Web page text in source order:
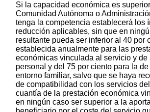
Si la capacidad económica es
Comunidad Autónoma o
tenga la competencia establecerá los
reducción aplicables, sin que en
resultante pueda ser inferior al 40 por
establecida anualmente para las
económicas vinculada al servicio y de
personal y del 75 por ciento para la
entorno familiar, salvo que se haya
de compatibilidad con los servicios
cuantía de la prestación económica
en ningún caso ser superior a la